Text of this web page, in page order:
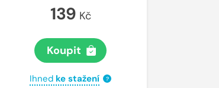
139 Kč
Koupit
Ihned ke stažení ?